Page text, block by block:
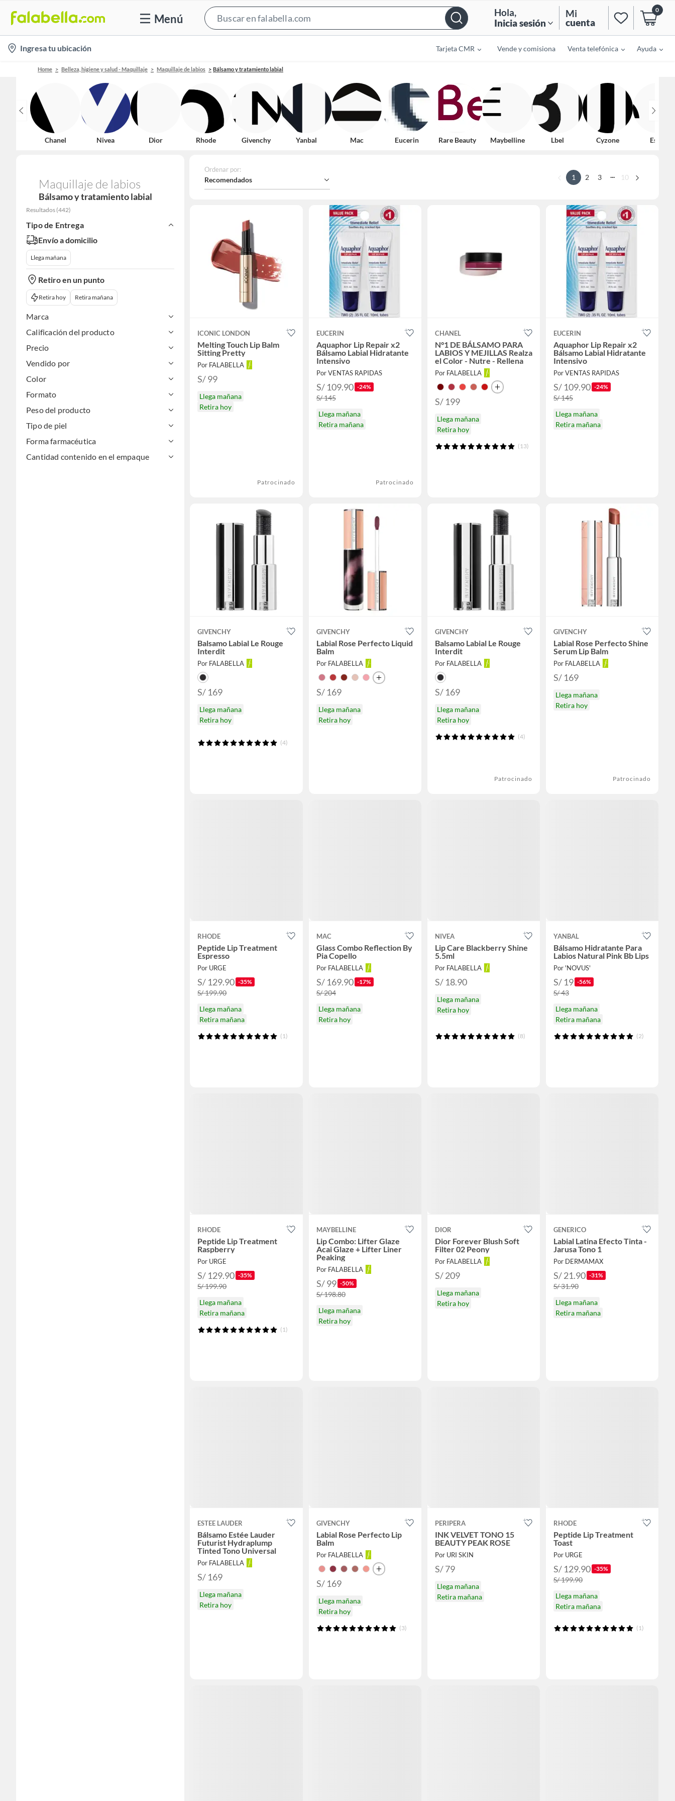
Menú
Bar
Hola,
Inicia sesión
Mi
cuenta
0
location-
icon
Ingresa tu ubicación Tarjeta CMR Vende y comisiona Venta telefónica Ayuda
Home Belleza, higiene y salud - Maquillaje Maquillaje de labios Bálsamo y tratamiento labial
Chanel Nivea Dior Rhode Givenchy Yanbal Mac Eucerin Rare Beauty Maybelline Lbel Cyzone Esika
Maquillaje de labios
Bálsamo y tratamiento labial
Resultados (442)
Tipo de Entrega
Envío a domicilio
Llega mañana
Retiro en un punto
Retira hoy Retira mañana
Marca
Calificación del producto
Precio
Vendido por
Color
Formato
Peso del producto
Tipo de piel
Forma farmacéutica
Cantidad contenido en el empaque
Ordenar por:
Recomendados 1 2 3 ... 10
ICONIC LONDON
Melting Touch Lip Balm
Sitting Pretty
Por FALABELLA
S/ 99
Llega mañana
Retira hoy
Patrocinado
EUCERIN
Aquaphor Lip Repair x2
Bálsamo Labial Hidratante
Intensivo
Por VENTAS RAPIDAS
S/ 109.90 -24%
S/ 145
Llega mañana
Retira mañana
Patrocinado
CHANEL
N°1 DE BÁLSAMO PARA
LABIOS Y MEJILLAS Realza
el Color - Nutre - Rellena
Por FALABELLA
S/ 199
Llega mañana
Retira hoy
(13)
EUCERIN
Aquaphor Lip Repair x2
Bálsamo Labial Hidratante
Intensivo
Por VENTAS RAPIDAS
S/ 109.90 -24%
S/ 145
Llega mañana
Retira mañana
GIVENCHY
Balsamo Labial Le Rouge
Interdit
Por FALABELLA
S/ 169
Llega mañana
Retira hoy
(4)
GIVENCHY
Labial Rose Perfecto Liquid
Balm
Por FALABELLA
S/ 169
Llega mañana
Retira hoy
GIVENCHY
Balsamo Labial Le Rouge
Interdit
Por FALABELLA
S/ 169
Llega mañana
Retira hoy
(4)
Patrocinado
GIVENCHY
Labial Rose Perfecto Shine
Serum Lip Balm
Por FALABELLA
S/ 169
Llega mañana
Retira hoy
Patrocinado
RHODE
Peptide Lip Treatment
Espresso
Por URGE
S/ 129.90 -35%
S/ 199.90
Llega mañana
Retira mañana
(1)
MAC
Glass Combo Reflection By
Pia Copello
Por FALABELLA
S/ 169.90 -17%
S/ 204
Llega mañana
Retira hoy
NIVEA
Lip Care Blackberry Shine
5.5ml
Por FALABELLA
S/ 18.90
Llega mañana
Retira hoy
(8)
YANBAL
Bálsamo Hidratante Para
Labios Natural Pink Bb Lips
Por 'NOVUS'
S/ 19 -56%
S/ 43
Llega mañana
Retira mañana
(2)
RHODE
Peptide Lip Treatment
Raspberry
Por URGE
S/ 129.90 -35%
S/ 199.90
Llega mañana
Retira mañana
(1)
MAYBELLINE
Lip Combo: Lifter Glaze
Acai Glaze + Lifter Liner
Peaking
Por FALABELLA
S/ 99 -50%
S/ 198.80
Llega mañana
Retira hoy
DIOR
Dior Forever Blush Soft
Filter 02 Peony
Por FALABELLA
S/ 209
Llega mañana
Retira hoy
GENERICO
Labial Latina Efecto Tinta -
Jarusa Tono 1
Por DERMAMAX
S/ 21.90 -31%
S/ 31.90
Llega mañana
Retira mañana
ESTEE LAUDER
Bálsamo Estée Lauder
Futurist Hydraplump
Tinted Tono Universal
Por FALABELLA
S/ 169
Llega mañana
Retira hoy
GIVENCHY
Labial Rose Perfecto Lip
Balm
Por FALABELLA
S/ 169
Llega mañana
Retira hoy
(3)
PERIPERA
INK VELVET TONO 15
BEAUTY PEAK ROSE
Por URI SKIN
S/ 79
Llega mañana
Retira mañana
RHODE
Peptide Lip Treatment
Toast
Por URGE
S/ 129.90 -35%
S/ 199.90
Llega mañana
Retira mañana
(1)